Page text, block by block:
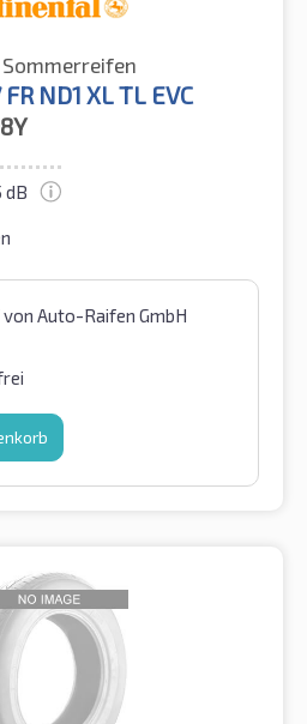
Sommerreifen
ND1 XL TL EVC
dB
von Auto-Raifen GmbH